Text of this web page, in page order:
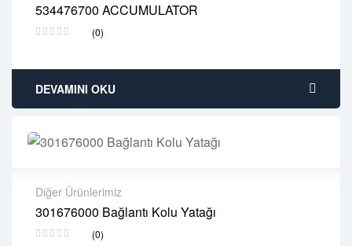
534476700 ACCUMULATOR
(0)
2 years warranty
Delivery time: 1-2 business days
DEVAMINI OKU
Diğer Ürünlerimiz
301676000 Bağlantı Kolu Yatağı
(0)
2 years warranty
Delivery time: 1-2 business days